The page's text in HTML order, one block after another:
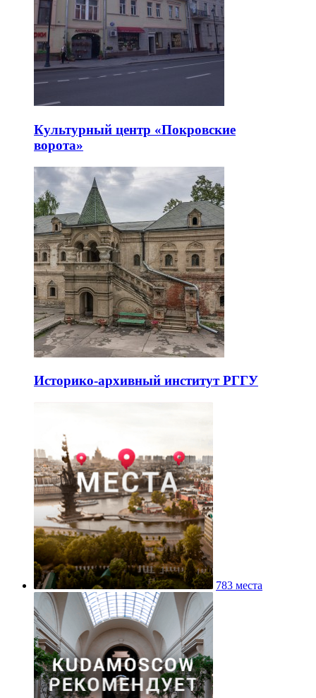
Культурный центр «Покровские
ворота»
Историко-архивный институт РГГУ
783 места